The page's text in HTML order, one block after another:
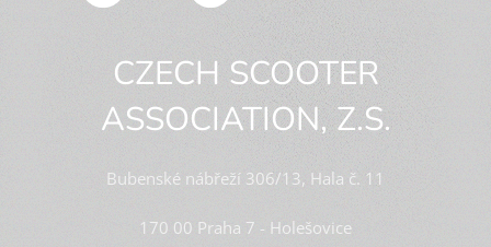
CZECH SCOOTER
ASSOCIATION, Z.S.
Bubenské nábřeží 306/13, Hala č. 11
170 00 Praha 7 - Holešovice